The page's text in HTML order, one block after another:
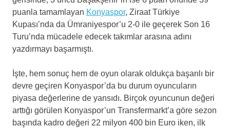
puanla tamamlayan Konyaspor, Ziraat Türkiye
Kupası’nda da Ümraniyespor’u 2-0 ile geçerek Son 16
Turu’nda mücadele edecek takımlar arasına adını
yazdırmayı başarmıştı.
İşte, hem sonuç hem de oyun olarak oldukça başarılı bir
devre geçiren Konyaspor’da bu durum oyuncuların
piyasa değerlerine de yansıdı. Birçok oyuncunun değeri
arttığı görülen Konyaspor’un Transfermarkt’a göre sezon
başında kadro değeri 22 milyon 400 bin Euro iken, ilk